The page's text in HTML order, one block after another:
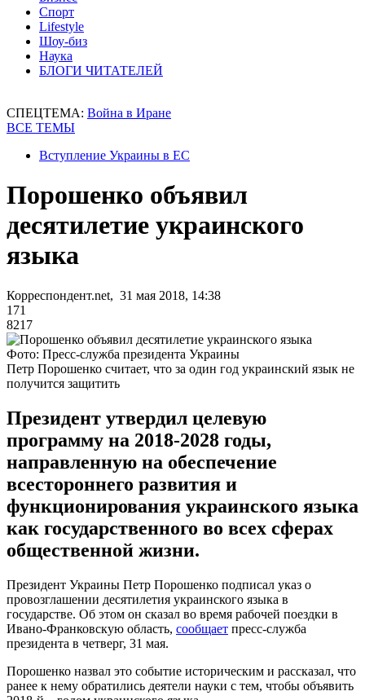
Спорт
Lifestyle
Шоу-биз
Наука
БЛОГИ ЧИТАТЕЛЕЙ
СПЕЦТЕМА: Война в Иране
ВСЕ ТЕМЫ
Вступление Украины в ЕС
Порошенко объявил
десятилетие украинского
языка
Корреспондент.net, 31 мая 2018, 14:38
171
8217
Фото: Пресс-служба президента Украины
Петр Порошенко считает, что за один год украинский язык не
получится защитить
Президент утвердил целевую
программу на 2018-2028 годы,
направленную на обеспечение
всестороннего развития и
функционирования украинского языка
как государственного во всех сферах
общественной жизни.
Президент Украины Петр Порошенко подписал указ о
провозглашении десятилетия украинского языка в
государстве. Об этом он сказал во время рабочей поездки в
Ивано-Франковскую область, сообщает пресс-служба
президента в четверг, 31 мая.
Порошенко назвал это событие историческим и рассказал, что
ранее к нему обратились деятели науки с тем, чтобы объявить